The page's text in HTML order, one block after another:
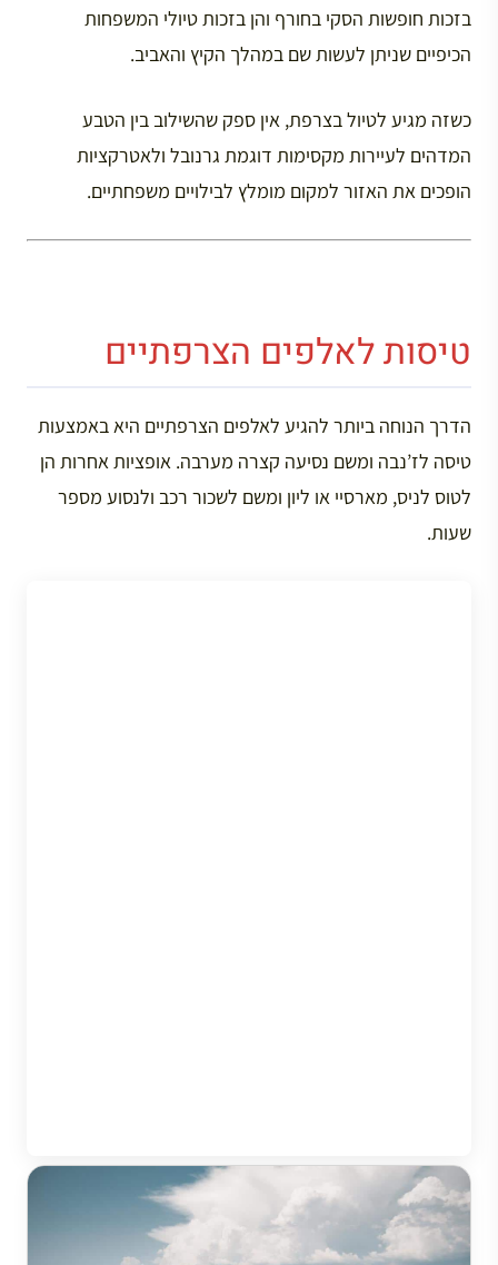
בזכות חופשות הסקי בחורף והן בזכות טיולי המשפחות
הכיפיים שניתן לעשות שם במהלך הקיץ והאביב.
כשזה מגיע לטיול בצרפת, אין ספק שהשילוב בין הטבע
המדהים לעיירות מקסימות דוגמת גרנובל ולאטרקציות
הופכים את האזור למקום מומלץ לבילויים משפחתיים.
טיסות לאלפים הצרפתיים
הדרך הנוחה ביותר להגיע לאלפים הצרפתיים היא באמצעות
טיסה לז’נבה ומשם נסיעה קצרה מערבה. אופציות אחרות הן
לטוס לניס, מארסיי או ליון ומשם לשכור רכב ולנסוע מספר
שעות.